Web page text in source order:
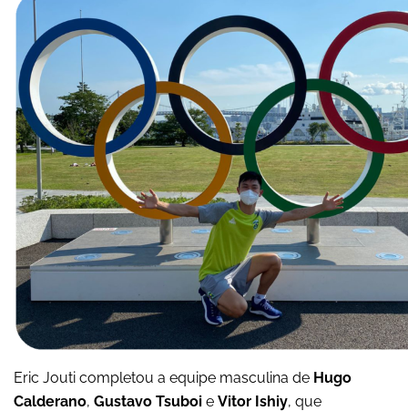
Eric Jouti completou a equipe masculina de Hugo
Calderano, Gustavo Tsuboi e Vitor Ishiy, que